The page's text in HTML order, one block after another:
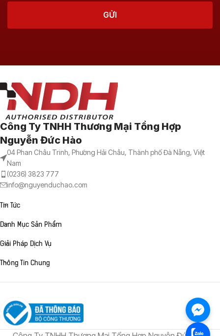
Công Ty TNHH Thương Mại Tổng Hợp
Nguyễn Đức Hào
04 Phan Châu Trinh, Phường Hải Châu, Thành phố Đà Nẵng, Việt
Nam
(0236) 3823 777
info@nguyenduchao.com
Tin Tức
Danh Mục Sản Phẩm
Giải Pháp Dịch Vụ
Thông Tin Chung